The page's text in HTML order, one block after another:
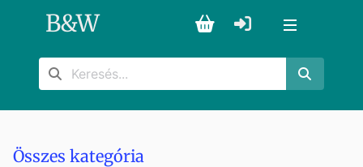
B&W
Összes kategória